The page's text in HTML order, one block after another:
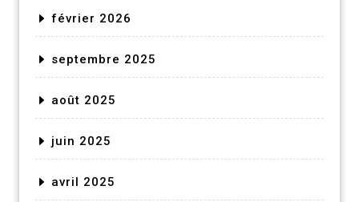
février 2026
septembre 2025
août 2025
juin 2025
avril 2025